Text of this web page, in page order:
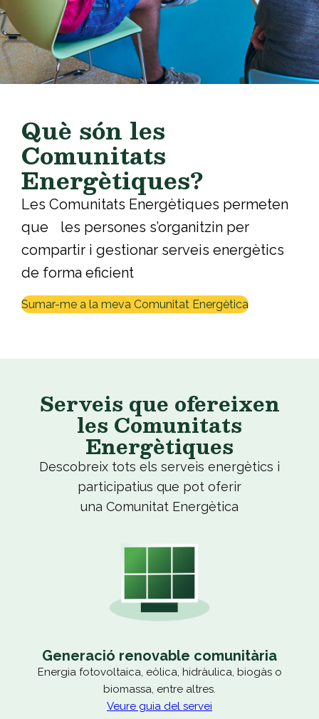
Què són les
Comunitats
Energètiques?
Les Comunitats Energètiques permeten
que les persones s’organitzin per
compartir i gestionar serveis energètics
de forma eficient
Sumar-me a la meva Comunitat Energètica
Serveis que ofereixen
les Comunitats
Energètiques
Descobreix tots els serveis energètics i
participatius que pot oferir
una Comunitat Energètica
Generació renovable comunitària
Energia fotovoltaica, eòlica, hidràulica, biogàs o
biomassa, entre altres.
Veure guia del servei